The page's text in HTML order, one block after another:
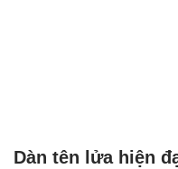
Dàn tên lửa hiện